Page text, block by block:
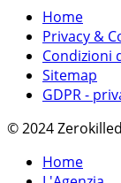
Home
Privacy &
Condizioni
Sitemap
GDPR -
© 2024
Home